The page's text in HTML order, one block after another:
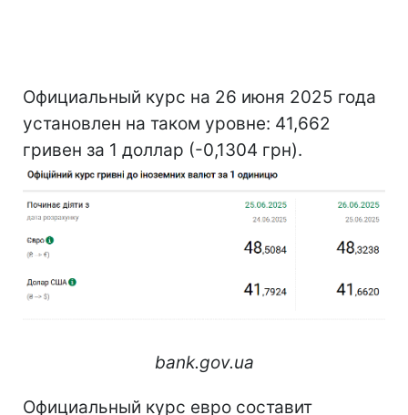
Официальный курс на 26 июня 2025 года
установлен на таком уровне: 41,662
гривен за 1 доллар (-0,1304 грн).
bank.gov.ua
Официальный курс евро составит